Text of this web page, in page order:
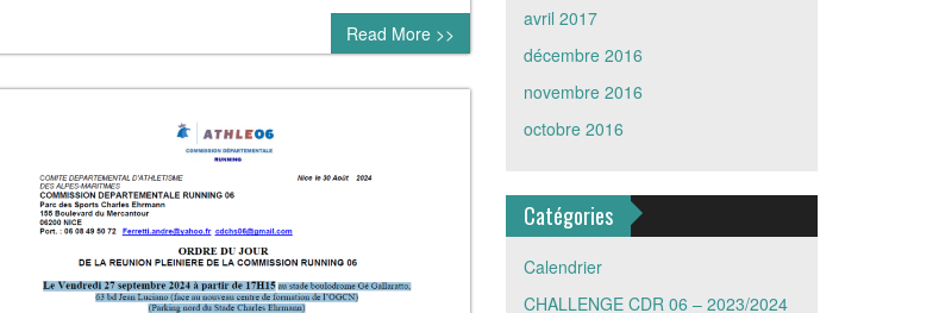
Read More >>
avril 2017
décembre 2016
novembre 2016
octobre 2016
Catégories
Calendrier
CHALLENGE CDR 06 – 2023/2024